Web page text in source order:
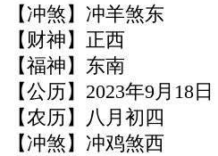
【冲煞】冲羊煞东
【财神】正西
【福神】东南
【公历】2023年9月18日
【农历】八月初四
【冲煞】冲鸡煞西